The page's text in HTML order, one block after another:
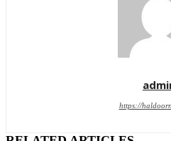
https://